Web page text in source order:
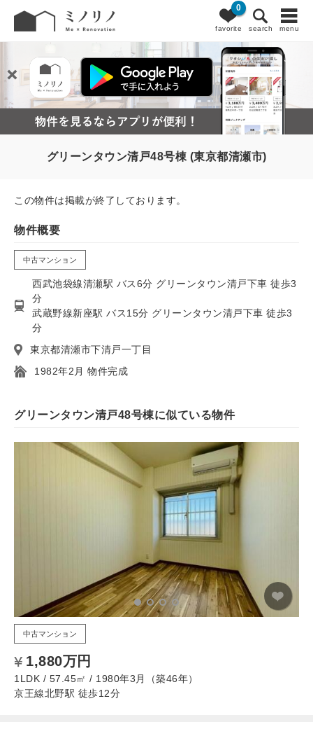
favorite
0
search menu
グリーンタウン清戸48号棟 (東京都清瀬市)
この物件は掲載が終了しております。
物件概要
中古マンション
西武池袋線清瀬駅 バス6分 グリーンタウン清戸下車 徒歩3
分
武蔵野線新座駅 バス15分 グリーンタウン清戸下車 徒歩3
分
東京都清瀬市下清戸一丁目
1982年2月 物件完成
グリーンタウン清戸48号棟に似ている物件
中古マンション
1,880万円
1LDK / 57.45㎡ / 1980年3月（築46年）
京王線北野駅 徒歩12分